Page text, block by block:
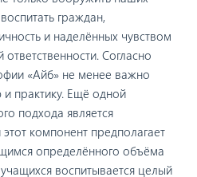
граждан,
и наделённых чувством
Согласно
«Айб» не менее важно
практику. Ещё одной
подхода является
компонент предполагает
определённого объёма
воспитывается целый